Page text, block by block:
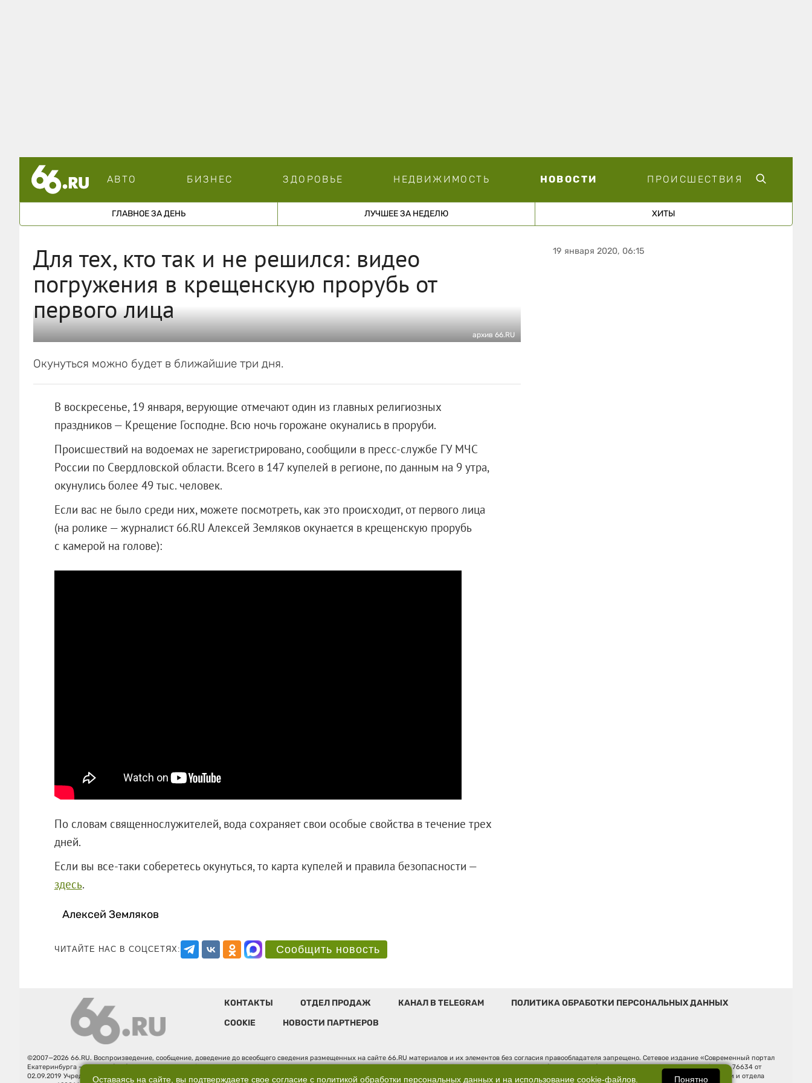
АВТО БИЗНЕС ЗДОРОВЬЕ НЕДВИЖИМОСТЬ НОВОСТИ ПРОИСШЕСТВИЯ
ГЛАВНОЕ ЗА ДЕНЬ ЛУЧШЕЕ ЗА НЕДЕЛЮ ХИТЫ
Для тех, кто так и не решился: видео
погружения в крещенскую прорубь от
первого лица
архив 66.RU
Окунуться можно будет в ближайшие три дня.
В воскресенье, 19 января, верующие отмечают один из главных религиозных
праздников — Крещение Господне. Всю ночь горожане окунались в проруби.
Происшествий на водоемах не зарегистрировано, сообщили в пресс-службе ГУ МЧС
России по Свердловской области. Всего в 147 купелей в регионе, по данным на 9 утра,
окунулись более 49 тыс. человек.
Если вас не было среди них, можете посмотреть, как это происходит, от первого лица
(на ролике — журналист 66.RU Алексей Земляков окунается в крещенскую прорубь
с камерой на голове):
По словам священнослужителей, вода сохраняет свои особые свойства в течение трех
дней.
Если вы все-таки соберетесь окунуться, то карта купелей и правила безопасности —
здесь.
Алексей Земляков
ЧИТАЙТЕ НАС В СОЦСЕТЯХ: Сообщить новость
19 января 2020, 06:15
КОНТАКТЫ ОТДЕЛ ПРОДАЖ КАНАЛ В TELEGRAM
ПОЛИТИКА ОБРАБОТКИ ПЕРСОНАЛЬНЫХ ДАННЫХ
COOKIE
НОВОСТИ ПАРТНЕРОВ
©2007—2026 66.RU. Воспроизведение, сообщение, доведение до всеобщего сведения размещенных на сайте 66.RU материалов и их элементов без согласия правообладателя запрещено. Сетевое издание «Современный портал
Екатеринбурга — «66.ru» (18+) зарегистрировано Федеральной службой по надзору в сфере связи, информационных технологий и массовых коммуникаций (Роскомнадзор). Регистрационный номер ЭЛ № ФС 77 - 76634 от
02.09.2019 Учредитель: Общество с ограниченной ответственностью "66.ру". Юридический адрес: 620014, Свердловская обл., г. Екатеринбург, ул. Бориса Ельцина, строение 3, оф. 7015 Фактический адрес редакции и отдела
Оставаясь на сайте, вы подтверждаете свое согласие с политикой обработки персональных данныхи на использование cookie-файлов. Понятно